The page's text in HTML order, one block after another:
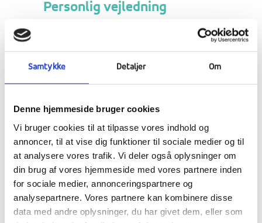
Samtykke Detaljer Om
Denne hjemmeside bruger cookies
Vi bruger cookies til at tilpasse vores indhold og
annoncer, til at vise dig funktioner til sociale medier og til
at analysere vores trafik. Vi deler også oplysninger om
din brug af vores hjemmeside med vores partnere inden
for sociale medier, annonceringspartnere og
analysepartnere. Vores partnere kan kombinere disse
data med andre oplysninger, du har givet dem, eller som
Personlig vejledning
Alle elever skal til en individuel samtale med
deres vejleder. Disse samtaler finder primært
samtalerne laver vejlederen en
Uddannelsesparathedsvurdering – ofte i
samarbejde med kontakt-og faglærere.
Ansøgninger